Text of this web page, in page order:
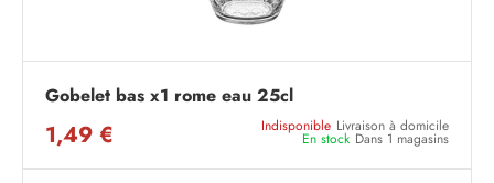
Gobelet bas x1 rome eau 25cl
1,49 € Indisponible Livraison à domicile
En stock Dans 1 magasins